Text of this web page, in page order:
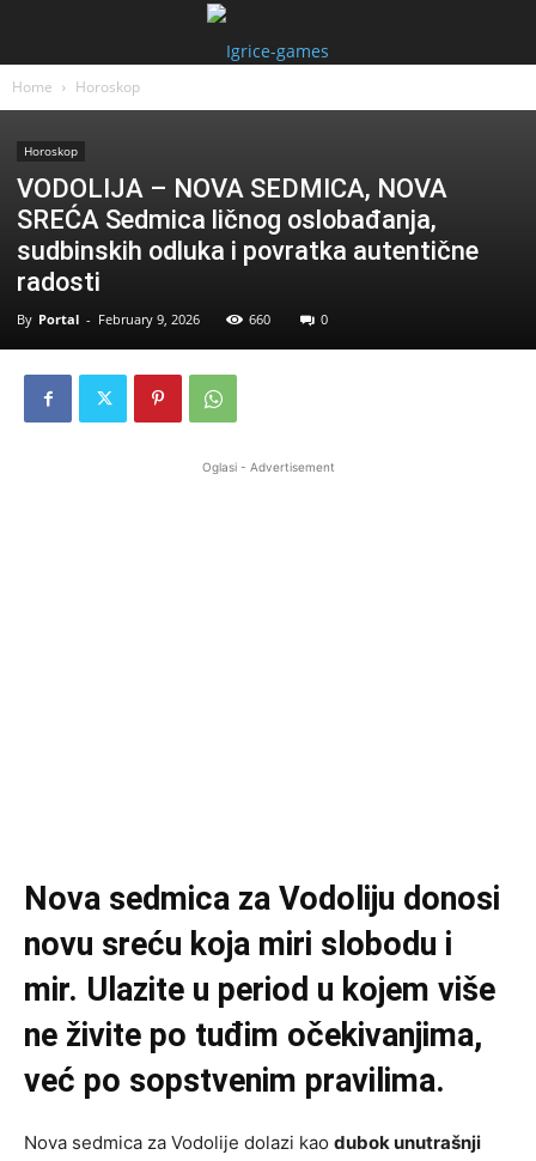
Home Horoskop
Horoskop
VODOLIJA – NOVA SEDMICA, NOVA
SREĆA Sedmica ličnog oslobađanja,
sudbinskih odluka i povratka autentične
radosti
By Portal - February 9, 2026 660 0
Oglasi - Advertisement
Nova sedmica za Vodoliju donosi
novu sreću koja miri slobodu i
mir. Ulazite u period u kojem više
ne živite po tuđim očekivanjima,
već po sopstvenim pravilima.
Nova sedmica za Vodolije dolazi kao dubok unutrašnji